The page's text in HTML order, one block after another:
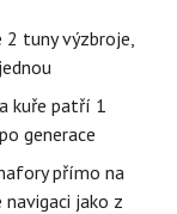
2 tuny výzbroje,
kuře patří 1
generace
přímo na
jako z